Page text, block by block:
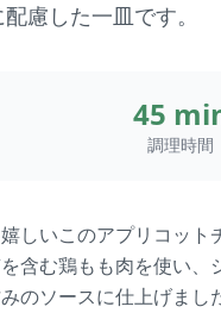
慮した一皿です。
45
調理時間
しいこのアプリコット
含む鶏もも肉を使い
のソースに仕上げま